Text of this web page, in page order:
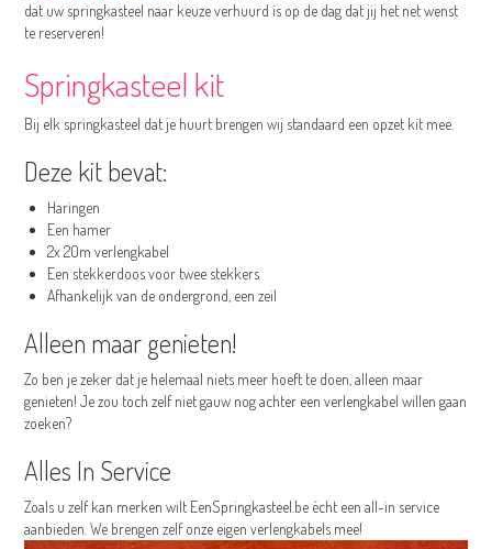
dat uw springkasteel naar keuze verhuurd is op de dag dat jij het net wenst
te reserveren!
Springkasteel kit
Bij elk springkasteel dat je huurt brengen wij standaard een opzet kit mee.
Deze kit bevat:
Haringen
Een hamer
2x 20m verlengkabel
Een stekkerdoos voor twee stekkers
Afhankelijk van de ondergrond, een zeil
Alleen maar genieten!
Zo ben je zeker dat je helemaal niets meer hoeft te doen, alleen maar
genieten! Je zou toch zelf niet gauw nog achter een verlengkabel willen gaan
zoeken?
Alles In Service
Zoals u zelf kan merken wilt EenSpringkasteel.be écht een all-in service
aanbieden. We brengen zelf onze eigen verlengkabels mee!